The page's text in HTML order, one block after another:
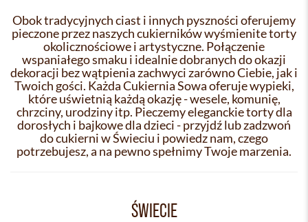
Obok tradycyjnych ciast i innych pyszności oferujemy
pieczone przez naszych cukierników wyśmienite torty
okolicznościowe i artystyczne. Połączenie
wspaniałego smaku i idealnie dobranych do okazji
dekoracji bez wątpienia zachwyci zarówno Ciebie, jak i
Twoich gości. Każda Cukiernia Sowa oferuje wypieki,
które uświetnią każdą okazję - wesele, komunię,
chrzciny, urodziny itp. Pieczemy eleganckie torty dla
dorosłych i bajkowe dla dzieci - przyjdź lub zadzwoń
do cukierni w Świeciu i powiedz nam, czego
potrzebujesz, a na pewno spełnimy Twoje marzenia.
ŚWIECIE